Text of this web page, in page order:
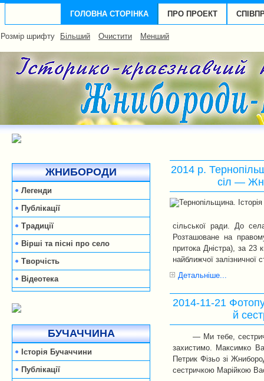
ГОЛОВНА СТОРІНКА ПРО ПРОЕКТ
Розмір шрифту Більший Очистити Менший
ЖНИБОРОДИ
Легенди
Публікації
Традиції
Вірші та пісні про село
Творчість
Відеотека
БУЧАЧЧИНА
Історія Бучаччини
Публікації
2014 р.
сіл —
сільської ради. До
Розташоване на
притока Дністра), за 23
найближчої залізничної
Детальніше...
2014-11-21
й
— Ми тебе,
захистимо. Максимко
Петрик Фізьо зі
сестричкою Марійкою